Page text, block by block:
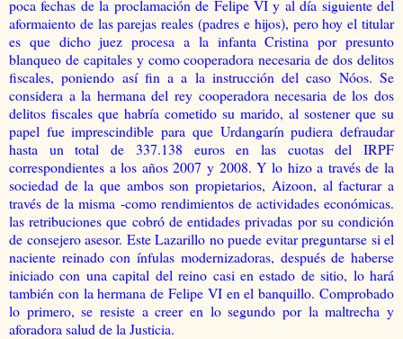
poca fechas de la proclamación de Felipe VI y al día siguiente del
aformaiento de las parejas reales (padres e hijos), pero hoy el titular
es que dicho juez procesa a la infanta Cristina por presunto
blanqueo de capitales y como cooperadora necesaria de dos delitos
fiscales, poniendo así fin a a la instrucción del caso Nóos. Se
considera a la hermana del rey cooperadora necesaria de los dos
delitos fiscales que habría cometido su marido, al sostener que su
papel fue imprescindible para que Urdangarín pudiera defraudar
hasta un total de 337.138 euros en las cuotas del IRPF
correspondientes a los años 2007 y 2008. Y lo hizo a través de la
sociedad de la que ambos son propietarios, Aizoon, al facturar a
través de la misma -como rendimientos de actividades económicas.
las retribuciones que cobró de entidades privadas por su condición
de consejero asesor. Este Lazarillo no puede evitar preguntarse si el
naciente reinado con ínfulas modernizadoras, después de haberse
iniciado con una capital del reino casi en estado de sitio, lo hará
también con la hermana de Felipe VI en el banquillo.Comprobado
lo primero, se resiste a creer en lo segundo por la maltrecha y
aforadora salud de la Justicia.